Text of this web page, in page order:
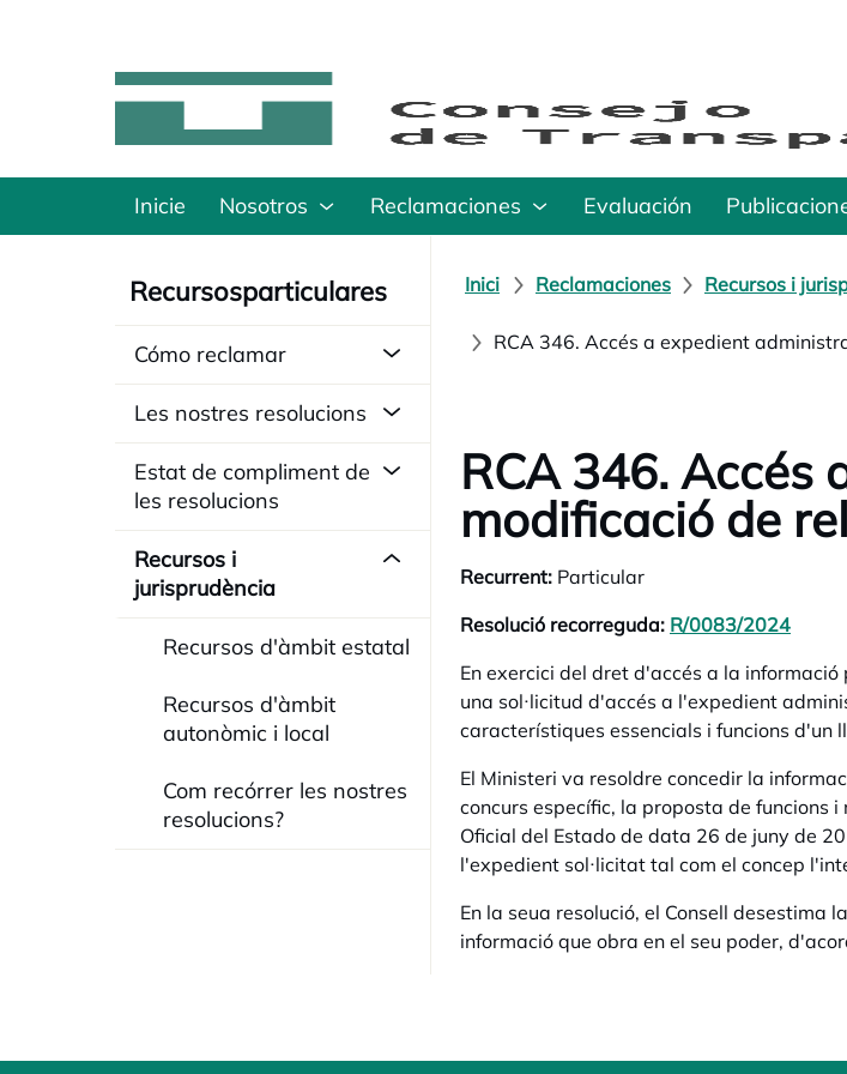
Inicie Nosotros Reclamaciones Evaluación
Recursosparticulares
Cómo reclamar
Les nostres resolucions
Estat de compliment de
les resolucions
Recursos i
jurisprudència
Recursos d'àmbit estatal
Recursos d'àmbit
autonòmic i local
Com recórrer les nostres
resolucions?
Inici Reclamaciones Recursos i
RCA 346. Accés a expedient
RCA 346. Accés
modificació de
Recurrent: Particular
Resolució recorreguda: R/0083/2024
En exercici del dret d'accés a la
una sol·licitud d'accés a l'expedient
característiques essencials i funcions d'un
El Ministeri va resoldre concedir la
concurs específic, la proposta de funcions
Oficial del Estado de data 26 de juny de
l'expedient sol·licitat tal com el concep
En la seua resolució, el Consell
informació que obra en el seu poder,